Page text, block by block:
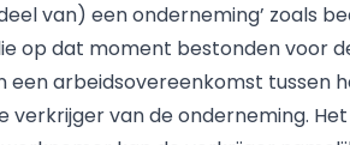
van) een onderneming’ zoals
op dat moment bestonden voor
arbeidsovereenkomst tussen
van de onderneming.